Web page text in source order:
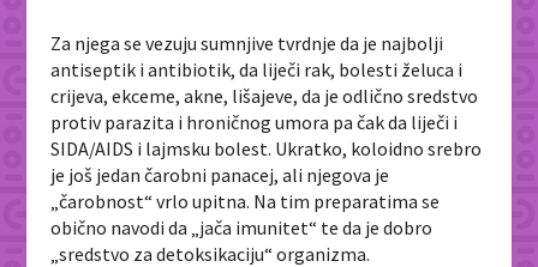
Za njega se vezuju sumnjive tvrdnje da je najbolji
antiseptik i antibiotik, da liječi rak, bolesti želuca i
crijeva, ekceme, akne, lišajeve, da je odlično sredstvo
protiv parazita i hroničnog umora pa čak da liječi i
SIDA/AIDS i lajmsku bolest. Ukratko, koloidno srebro
je još jedan čarobni panacej, ali njegova je
„čarobnost“ vrlo upitna. Na tim preparatima se
obično navodi da „jača imunitet“ te da je dobro
„sredstvo za detoksikaciju“ organizma.